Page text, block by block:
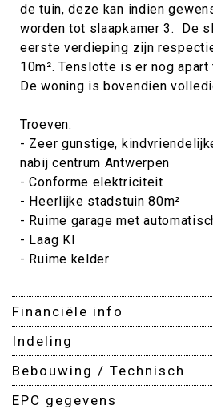
de tuin, deze kan indien
worden tot slaapkamer 3. De
eerste verdieping zijn
10m². Tenslotte is er nog
De woning is bovendien
Troeven:
- Zeer gunstige,
nabij centrum Antwerpen
- Conforme elektriciteit
- Heerlijke stadstuin 80m²
- Ruime garage met
- Laag KI
- Ruime kelder
Financiële info
Indeling
Bebouwing / Technisch
EPC gegevens